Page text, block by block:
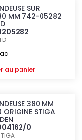
SUR
MM 742-05282
au panier
380 MM
ORIGINE STIGA
0